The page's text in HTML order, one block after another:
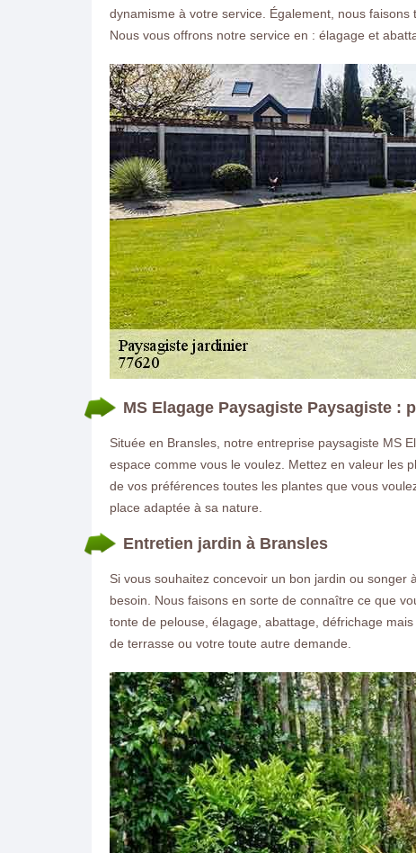
ON VOUS RAPPELLE GRATUITEMENT
dynamisme à votre service. Également, nous
Nous vous offrons notre service en : élagage et
MS Elagage Paysagiste Paysagiste :
Située en Bransles, notre entreprise paysagiste MS
espace comme vous le voulez. Mettez en valeur les
de vos préférences toutes les plantes que vous
place adaptée à sa nature.
Entretien jardin à Bransles
Si vous souhaitez concevoir un bon jardin ou songer
besoin. Nous faisons en sorte de connaître ce que
tonte de pelouse, élagage, abattage, défrichage
de terrasse ou votre toute autre demande.